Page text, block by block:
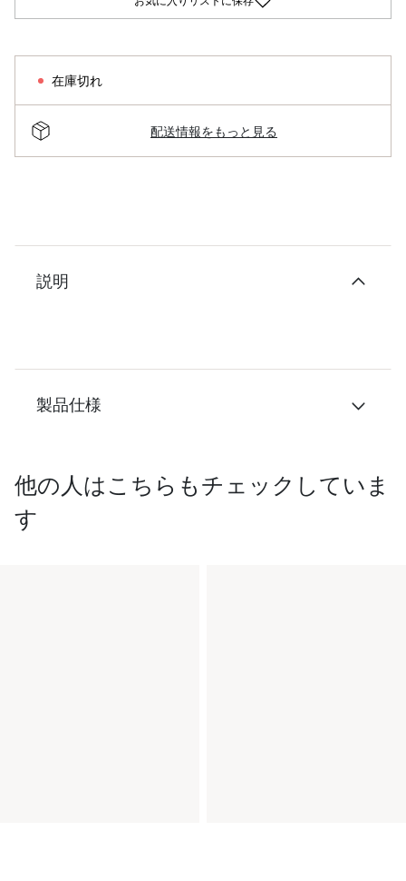
在庫切れ
配送情報をもっと見る
説明
製品仕様
他の人はこちらもチェックしていま
す